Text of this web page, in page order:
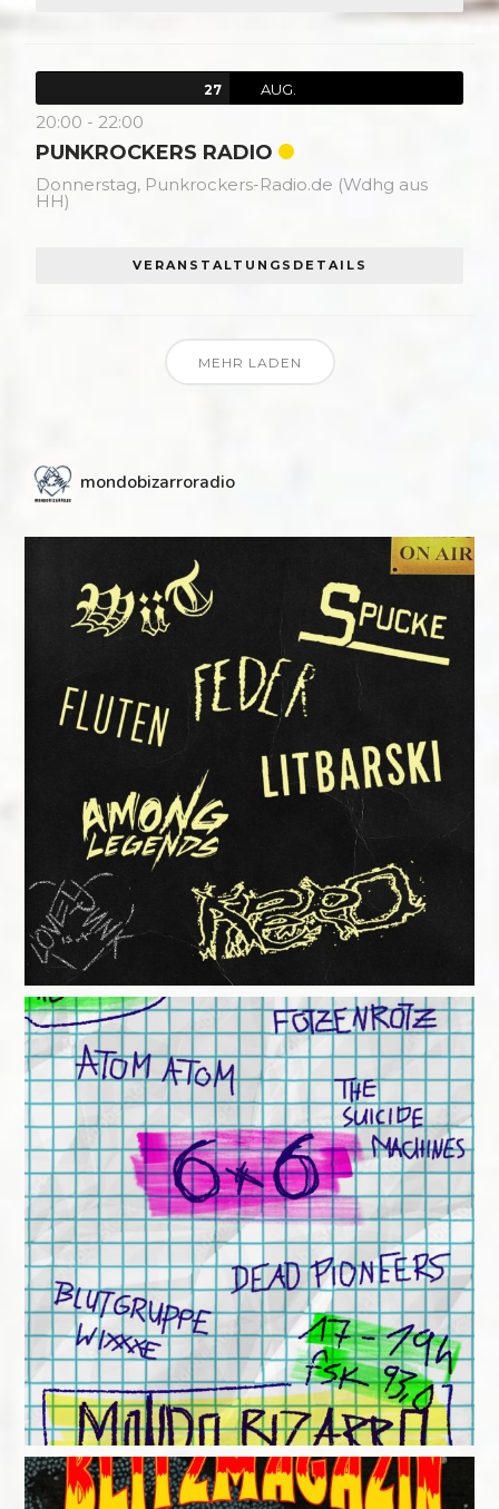
27 AUG.
20:00 - 22:00
PUNKROCKERS RADIO
Donnerstag, Punkrockers-Radio.de (Wdhg aus
HH)
VERANSTALTUNGSDETAILS
MEHR LADEN
mondobizarroradio